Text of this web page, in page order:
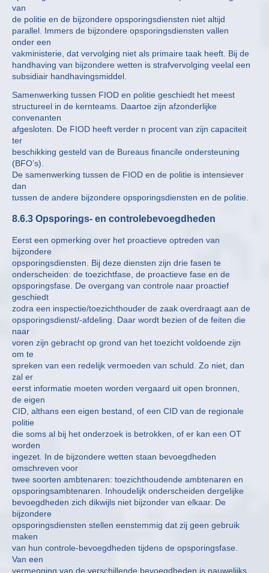
van
de politie en de bijzondere opsporingsdiensten niet altijd
parallel. Immers de bijzondere opsporingsdiensten vallen
onder een
vakministerie, dat vervolging niet als primaire taak heeft. Bij de
handhaving van bijzondere wetten is strafvervolging veelal een
subsidiair handhavingsmiddel.
Samenwerking tussen FIOD en politie geschiedt het meest
structureel in de kernteams. Daartoe zijn afzonderlijke
convenanten
afgesloten. De FIOD heeft verder n procent van zijn capaciteit
ter
beschikking gesteld van de Bureaus financile ondersteuning
(BFO’s).
De samenwerking tussen de FIOD en de politie is intensiever
dan
tussen de andere bijzondere opsporingsdiensten en de politie.
8.6.3 Opsporings- en controlebevoegdheden
Eerst een opmerking over het proactieve optreden van
bijzondere
opsporingsdiensten. Bij deze diensten zijn drie fasen te
onderscheiden: de toezichtfase, de proactieve fase en de
opsporingsfase. De overgang van controle naar proactief
geschiedt
zodra een inspectie/toezichthouder de zaak overdraagt aan de
opsporingsdienst/-afdeling. Daar wordt bezien of de feiten die
naar
voren zijn gebracht op grond van het toezicht voldoende zijn
om te
spreken van een redelijk vermoeden van schuld. Zo niet, dan
zal er
eerst informatie moeten worden vergaard uit open bronnen,
de eigen
CID, althans een eigen bestand, of een CID van de regionale
politie
die soms al bij het onderzoek is betrokken, of er kan een OT
worden
ingezet. In de bijzondere wetten staan bevoegdheden
omschreven voor
twee soorten ambtenaren: toezichthoudende ambtenaren en
opsporingsambtenaren. Inhoudelijk onderscheiden dergelijke
bevoegdheden zich dikwijls niet bijzonder van elkaar. De
bijzondere
opsporingsdiensten stellen eenstemmig dat zij geen gebruik
maken
van hun controle-bevoegdheden tijdens de opsporingsfase.
Van een
vermenging van de verschillende bevoegdheden is nauwelijks